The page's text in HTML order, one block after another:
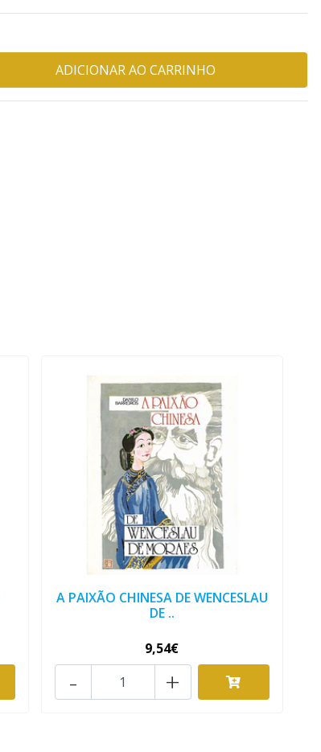
A PAIXÃO CHINESA DE WENCESLAU
DE ..
9,54€
+
-